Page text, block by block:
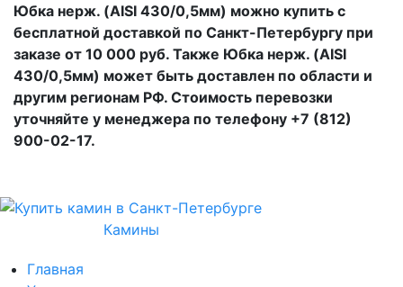
Юбка нерж. (AISI 430/0,5мм) можно купить с
бесплатной доставкой по Санкт-Петербургу при
заказе от 10 000 руб. Также Юбка нерж. (AISI
430/0,5мм) может быть доставлен по области и
другим регионам РФ. Стоимость перевозки
уточняйте у менеджера по телефону +7 (812)
900-02-17.
Камины
Главная